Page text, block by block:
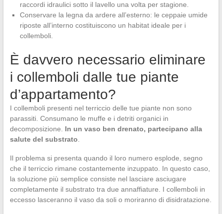
raccordi idraulici sotto il lavello una volta per stagione.
Conservare la legna da ardere all’esterno: le ceppaie umide
riposte all’interno costituiscono un habitat ideale per i
collemboli.
È davvero necessario eliminare
i collemboli dalle tue piante
d’appartamento?
I collemboli presenti nel terriccio delle tue piante non sono
parassiti. Consumano le muffe e i detriti organici in
decomposizione. In un vaso ben drenato, partecipano alla
salute del substrato.
Il problema si presenta quando il loro numero esplode, segno
che il terriccio rimane costantemente inzuppato. In questo caso,
la soluzione più semplice consiste nel lasciare asciugare
completamente il substrato tra due annaffiature. I collemboli in
eccesso lasceranno il vaso da soli o moriranno di disidratazione.